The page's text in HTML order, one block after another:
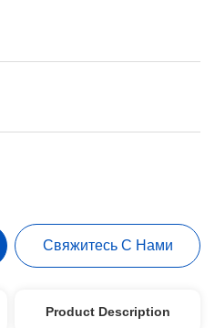
Свяжитесь С Нами
Product Description